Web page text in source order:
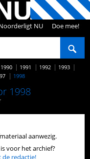
NU Doe mee!
1990 1991 1992
1993
1998
1998
aanwezig.
voor het archief?
redactie!